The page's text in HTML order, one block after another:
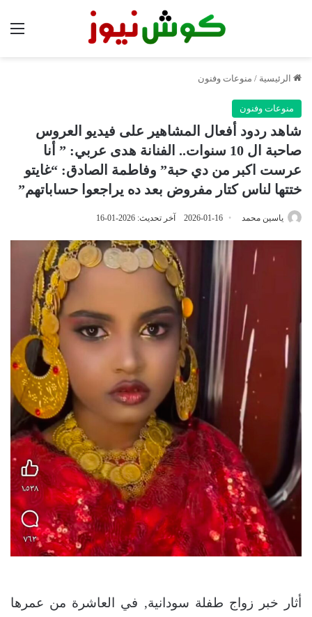
الرئيسية / منوعات وفنون
منوعات وفنون
شاهد ردود أفعال المشاهير على فيديو العروس
صاحبة ال 10 سنوات.. الفنانة هدى عربي: ” أنا
عرست اكبر من دي حبة” وفاطمة الصادق: “غايتو
ختتها لناس كتار مفروض بعد ده يراجعوا حساباتهم”
ياسين محمد 2026-01-16 آخر تحديث: 2026-01-16
أثار خبر زواج طفلة سودانية, في العاشرة من عمرها